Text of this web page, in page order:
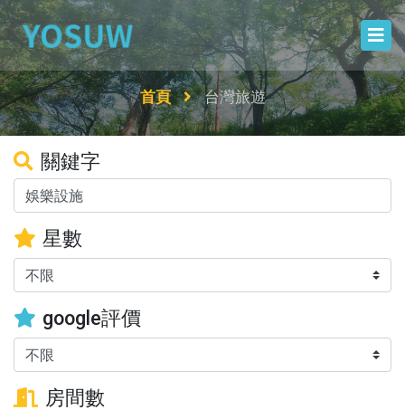
首頁 台灣旅遊
關鍵字
星數
google評價
房間數